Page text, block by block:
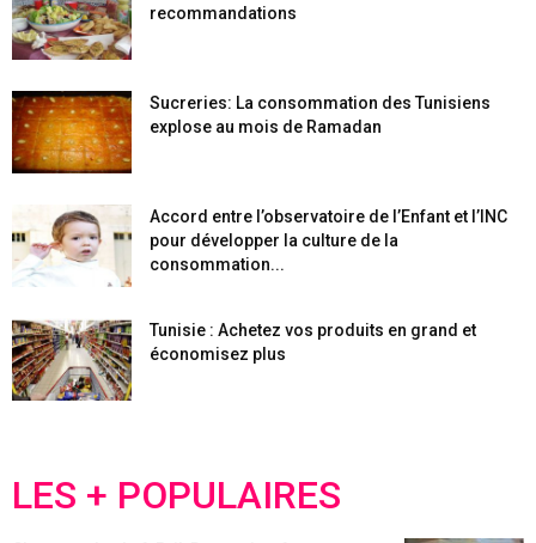
recommandations
Sucreries: La consommation des Tunisiens
explose au mois de Ramadan
Accord entre l’observatoire de l’Enfant et l’INC
pour développer la culture de la
consommation...
Tunisie : Achetez vos produits en grand et
économisez plus
LES + POPULAIRES